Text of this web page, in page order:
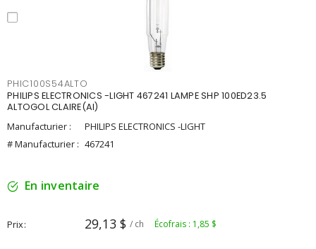
PHIC100S54ALTO
PHILIPS ELECTRONICS -LIGHT 467241 LAMPE SHP 100ED23.5
ALTOGOL CLAIRE(AI)
Manufacturier :
PHILIPS ELECTRONICS -LIGHT
# Manufacturier : 467241
En inventaire
Prix 29,13 $ / ch Écofrais : 1,85 $